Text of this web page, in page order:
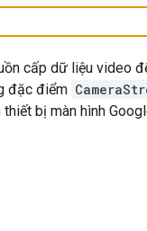
cấp dữ liệu video
đặc điểm
bị màn hình